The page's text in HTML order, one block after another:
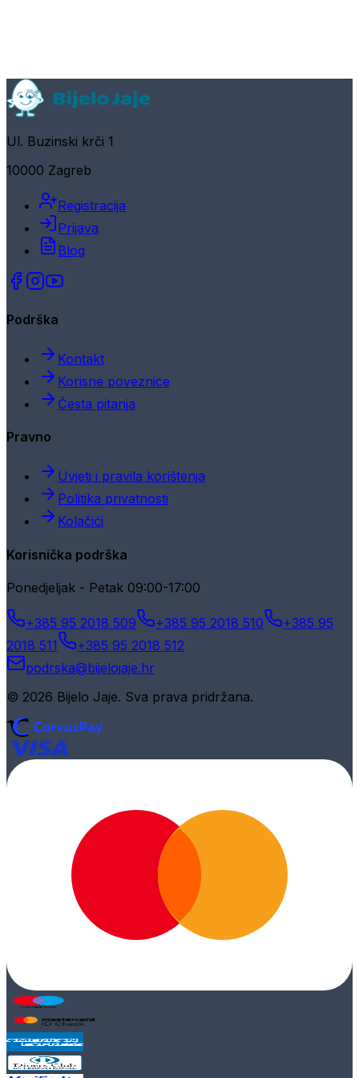
Ul. Buzinski krči 1
10000 Zagreb
Registracija
Prijava
Blog
Podrška
Kontakt
Korisne poveznice
Česta pitanja
Pravno
Uvjeti i pravila korištenja
Politika privatnosti
Kolačići
Korisnička podrška
Ponedjeljak - Petak 09:00-17:00
+385 95 2018 509 +385 95 2018 510
+385 95
2018 511
+385 95 2018 512
podrska@bijelojaje.hr
© 2026 Bijelo Jaje. Sva prava pridržana.